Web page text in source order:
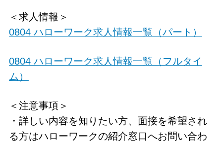
＜求人情報＞
0804 ハローワーク求人情報一覧（パート）
0804 ハローワーク求人情報一覧（フルタイ
ム）
＜注意事項＞
・詳しい内容を知りたい方、面接を希望され
る方はハローワークの紹介窓口へお問い合わ